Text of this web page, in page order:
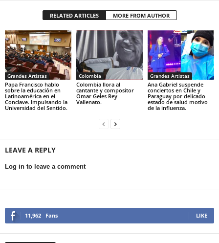
RELATED ARTICLES MORE FROM AUTHOR
Grandes Artistas
Papa Francisco hablo
sobre la educación en
Latinoamérica en el
Conclave. Impulsando la
Universidad del Sentido.
Colombia
Colombia llora al
cantante y compositor
Omar Geles Rey
Vallenato.
Grandes Artistas
Ana Gabriel suspende
conciertos en Chile y
Paraguay por delicado
estado de salud motivo
de la influenza.
LEAVE A REPLY
Log in to leave a comment
11,962 Fans LIKE